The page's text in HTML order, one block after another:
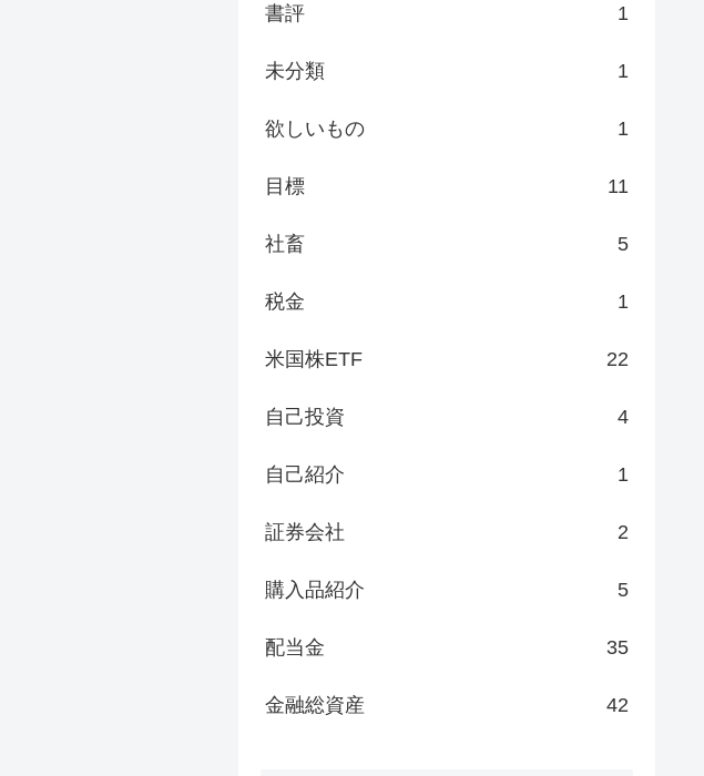
書評 1
未分類 1
欲しいもの 1
目標 11
社畜 5
税金 1
米国株ETF 22
自己投資 4
自己紹介 1
証券会社 2
購入品紹介 5
配当金 35
金融総資産 42